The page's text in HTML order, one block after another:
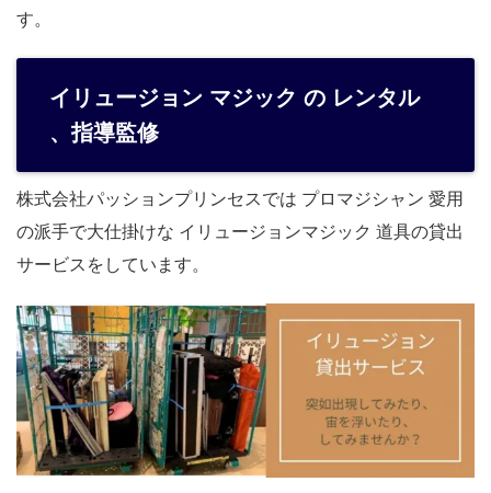
す。
イリュージョン マジック の レンタル
、指導監修
株式会社パッションプリンセスでは プロマジシャン 愛用
の派手で大仕掛けな イリュージョンマジック 道具の貸出
サービスをしています。